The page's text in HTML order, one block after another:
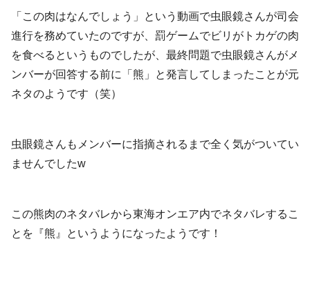
「この肉はなんでしょう」という動画で虫眼鏡さんが司会
進行を務めていたのですが、罰ゲームでビリがトカゲの肉
を食べるというものでしたが、最終問題で虫眼鏡さんがメ
ンバーが回答する前に「熊」と発言してしまったことが元
ネタのようです（笑）
虫眼鏡さんもメンバーに指摘されるまで全く気がついてい
ませんでしたw
この熊肉のネタバレから東海オンエア内でネタバレするこ
とを『熊』というようになったようです！